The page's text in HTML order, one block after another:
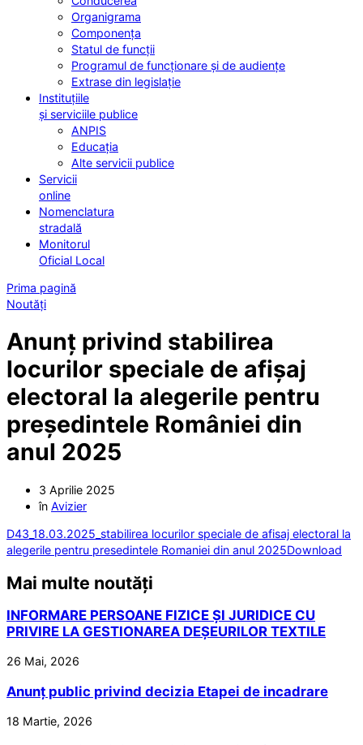
Organigrama
Componența
Statul de funcții
Programul de funcționare și de audiențe
Extrase din legislație
Instituțiile
și serviciile publice
ANPIS
Educația
Alte servicii publice
Servicii
online
Nomenclatura
stradală
Monitorul
Oficial Local
Prima pagină
Noutăți
Anunț privind stabilirea
locurilor speciale de afișaj
electoral la alegerile pentru
președintele României din
anul 2025
3 Aprilie 2025
în Avizier
D43_18.03.2025_stabilirea locurilor speciale de afisaj electoral la
alegerile pentru presedintele Romaniei din anul 2025Download
Mai multe noutăți
INFORMARE PERSOANE FIZICE ȘI JURIDICE CU
PRIVIRE LA GESTIONAREA DEȘEURILOR TEXTILE
26 Mai, 2026
Anunț public privind decizia Etapei de incadrare
18 Martie, 2026